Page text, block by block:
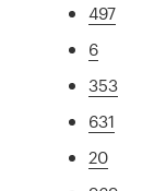
497
6
353
631
20